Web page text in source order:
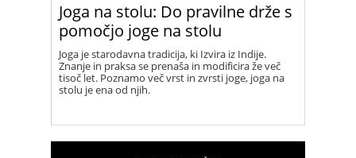
Joga na stolu: Do pravilne drže s
pomočjo joge na stolu
Joga je starodavna tradicija, ki Izvira iz Indije.
Znanje in praksa se prenaša in modificira že več
tisoč let. Poznamo več vrst in zvrsti joge, joga na
stolu je ena od njih.